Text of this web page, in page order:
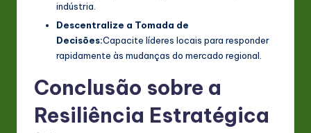
indústria.
Descentralize a Tomada de
Decisões:Capacite líderes locais para responder
rapidamente às mudanças do mercado regional.
Conclusão sobre a
Resiliência Estratégica